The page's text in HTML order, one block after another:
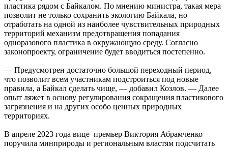
пластика рядом с Байкалом. По мнению министра, такая мера
позволит не только сохранить экологию Байкала, но
отработать на одной из наиболее чувствительных природных
территорий механизм предотвращения попадания
одноразового пластика в окружающую среду. Согласно
законопроекту, ограничение будет вводиться постепенно.
— Предусмотрен достаточно большой переходный период,
что позволит всем участникам подстроиться под новые
правила, а Байкал сделать чище, — добавил Козлов. — Далее
опыт ляжет в основу регулирования сокращения пластикового
загрязнения и на других особо ценных природных
территориях.
В апреле 2023 года вице–премьер Виктория Абрамченко
поручила минприроды и региональным властям подсчитать